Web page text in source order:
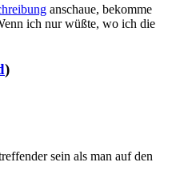
anschaue, bekomme
ich nur wüßte, wo ich die
)
sein als man auf den